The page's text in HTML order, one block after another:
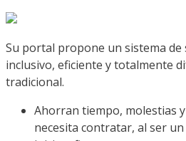
Su portal propone un sistema de
inclusivo, eficiente y totalmente
tradicional.
Ahorran tiempo, molestias
necesita contratar, al ser